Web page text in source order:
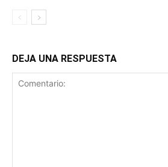
DEJA UNA RESPUESTA